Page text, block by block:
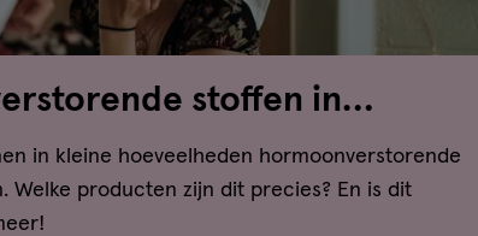
stoffen in
zit dat?
in kleine hoeveelheden hormoonverstorende
Welke producten zijn dit precies? En is dit